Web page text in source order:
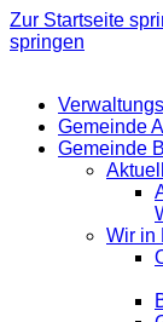
Zur Startseite
springen
Gemeinde
Gemeinde
Wir in